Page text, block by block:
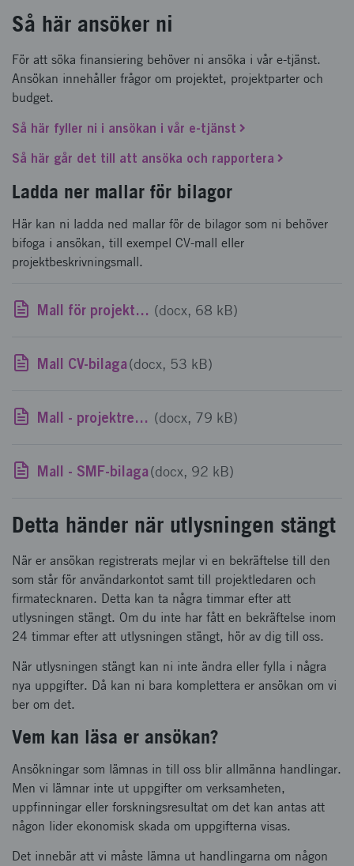
Så här ansöker ni
För att söka finansiering behöver ni ansöka i vår e-tjänst.
Ansökan innehåller frågor om projektet, projektparter och
budget.
Så här fyller ni i ansökan i vår e-tjänst
Så här går det till att ansöka och rapportera
Ladda ner mallar för bilagor
Här kan ni ladda ned mallar för de bilagor som ni behöver
bifoga i ansökan, till exempel CV-mall eller
projektbeskrivningsmall.
Mall för projektbeskrivning inom programmet Process Industrial IT and Automation - Framtidens processindustri-Datadriven och hållbar (docx, 68 kB)
Mall CV-bilaga(docx, 53 kB)
Mall - projektreferat (docx, 79 kB)
Mall - SMF-bilaga(docx, 92 kB)
Detta händer när utlysningen stängt
När er ansökan registrerats mejlar vi en bekräftelse till den
som står för användarkontot samt till projektledaren och
firmatecknaren. Detta kan ta några timmar efter att
utlysningen stängt. Om du inte har fått en bekräftelse inom
24 timmar efter att utlysningen stängt, hör av dig till oss.
När utlysningen stängt kan ni inte ändra eller fylla i några
nya uppgifter. Då kan ni bara komplettera er ansökan om vi
ber om det.
Vem kan läsa er ansökan?
Ansökningar som lämnas in till oss blir allmänna handlingar.
Men vi lämnar inte ut uppgifter om verksamheten,
uppfinningar eller forskningsresultat om det kan antas att
någon lider ekonomisk skada om uppgifterna visas.
Det innebär att vi måste lämna ut handlingarna om någon